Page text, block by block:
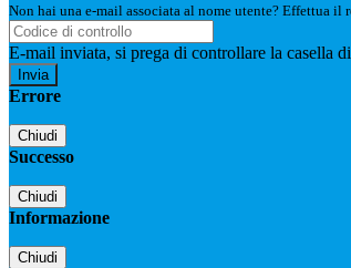
Non hai una e-mail associata al nome utente? Effettua il
E-mail inviata, si prega di controllare la casella
Errore
Chiudi
Successo
Chiudi
Informazione
Chiudi